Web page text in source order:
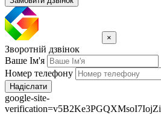
×
Зворотній дзвінок
Ваше Ім'я
Номер телефону
Надіслати
google-site-